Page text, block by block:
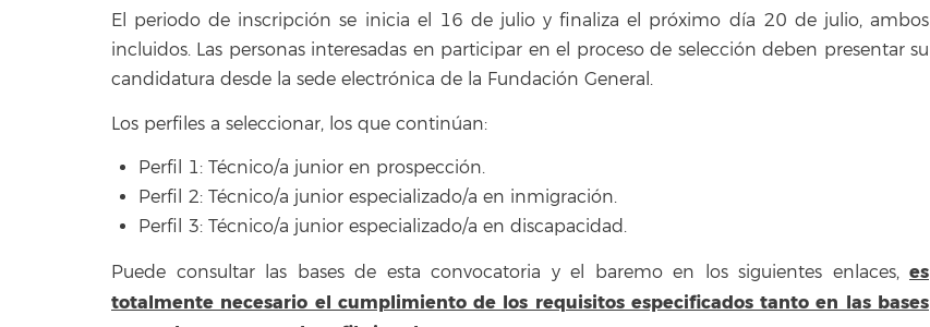
El periodo de inscripción se inicia el 16 de julio y finaliza el próximo día 20 de julio, ambos
incluidos. Las personas interesadas en participar en el proceso de selección deben presentar su
candidatura desde la sede electrónica de la Fundación General.
Los perfiles a seleccionar, los que continúan:
Perfil 1: Técnico/a junior en prospección.
Perfil 2: Técnico/a junior especializado/a en inmigración.
Perfil 3: Técnico/a junior especializado/a en discapacidad.
Puede consultar las bases de esta convocatoria y el baremo en los siguientes enlaces, es
totalmente necesario el cumplimiento de los requisitos especificados tanto en las bases